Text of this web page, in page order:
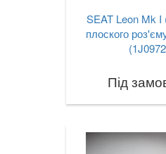
SEAT Leon Mk I
плоского
Під